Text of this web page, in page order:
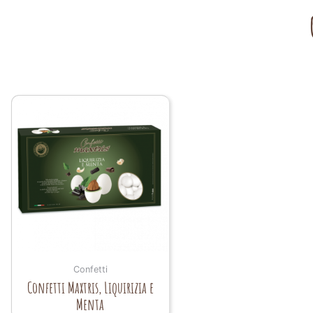
Confetti
Confetti Maxtris, Liquirizia e
Menta